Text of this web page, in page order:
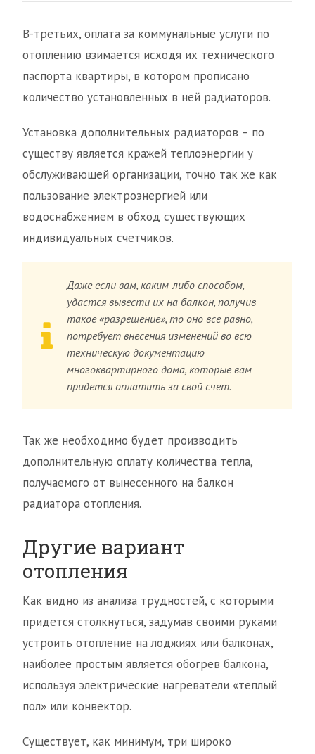
В-третьих, оплата за коммунальные услуги по
отоплению взимается исходя их технического
паспорта квартиры, в котором прописано
количество установленных в ней радиаторов.
Установка дополнительных радиаторов – по
существу является кражей теплоэнергии у
обслуживающей организации, точно так же как
пользование электроэнергией или
водоснабжением в обход существующих
индивидуальных счетчиков.
Даже если вам, каким-либо способом,
удастся вывести их на балкон, получив
такое «разрешение», то оно все равно,
потребует внесения изменений во всю
техническую документацию
многоквартирного дома, которые вам
придется оплатить за свой счет.
Так же необходимо будет производить
дополнительную оплату количества тепла,
получаемого от вынесенного на балкон
радиатора отопления.
Другие вариант
отопления
Как видно из анализа трудностей, с которыми
придется столкнуться, задумав своими руками
устроить отопление на лоджиях или балконах,
наиболее простым является обогрев балкона,
используя электрические нагреватели «теплый
пол» или конвектор.
Существует, как минимум, три широко